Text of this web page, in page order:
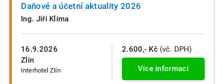
16.9.2026
Zlín
Interhotel Zlín
Daňové a účetní aktuality 2026
Ing. Jiří Klíma
2.600,- Kč (vč. DPH)
Více informací